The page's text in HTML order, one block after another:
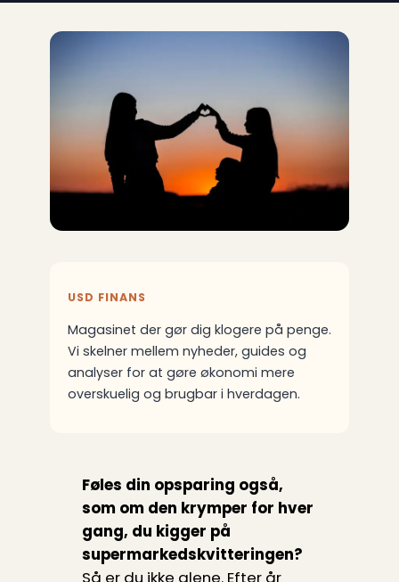
USD FINANS
Magasinet der gør dig klogere på penge.
Vi skelner mellem nyheder, guides og
analyser for at gøre økonomi mere
overskuelig og brugbar i hverdagen.
Føles din opsparing også,
som om den krymper for hver
gang, du kigger på
supermarkedskvitteringen?
Så er du ikke alene. Efter år